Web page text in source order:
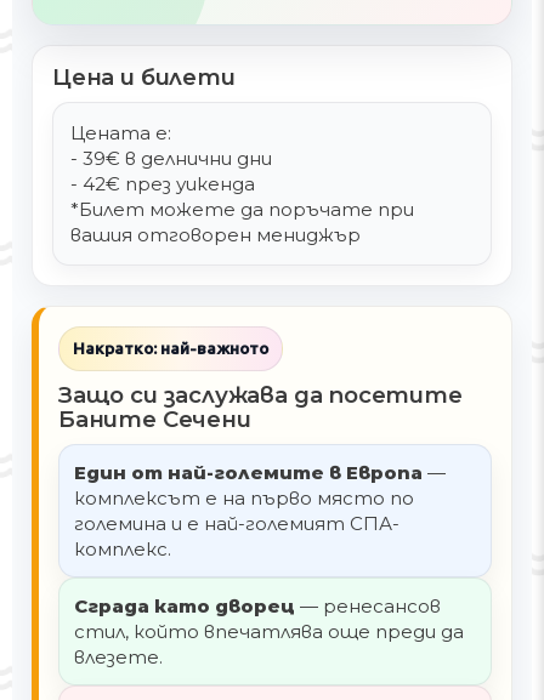
Цена и билети
Цената е:
- 39€ в делнични дни
- 42€ през уикенда
*Билет можете да поръчате при
вашия отговорен мениджър
Накратко: най-важното
Защо си заслужава да посетите
Баните Сечени
Един от най-големите в Европа —
комплексът е на първо място по
големина и е най-големият СПА-
комплекс.
Сграда като дворец — ренесансов
стил, който впечатлява още преди да
влезете.